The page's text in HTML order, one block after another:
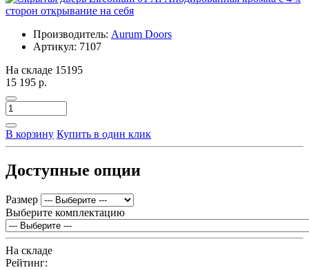
Производитель: Aurum Doors
Артикул: 7107
На складе 15195
15 195 р.
В корзину Купить в один клик
Доступные опции
Размер
Выберите комплектацию
На складе
Рейтинг: